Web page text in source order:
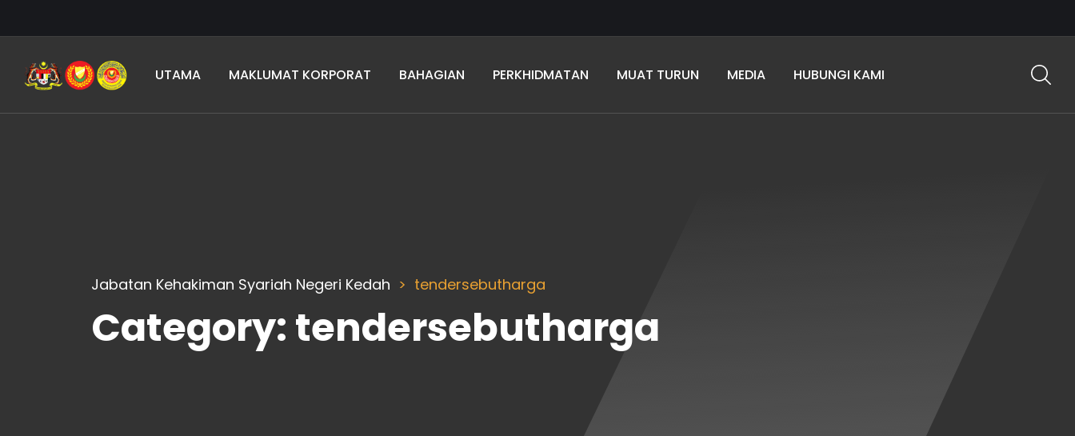
UTAMA MAKLUMAT KORPORAT BAHAGIAN PERKHIDMATAN MUAT TURUN MEDIA HUBUNGI KAMI
Jabatan Kehakiman Syariah Negeri Kedah tendersebutharga
Category:tendersebutharga